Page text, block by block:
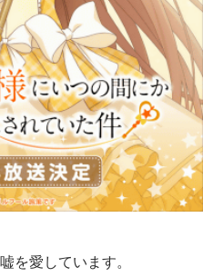
愛しています。